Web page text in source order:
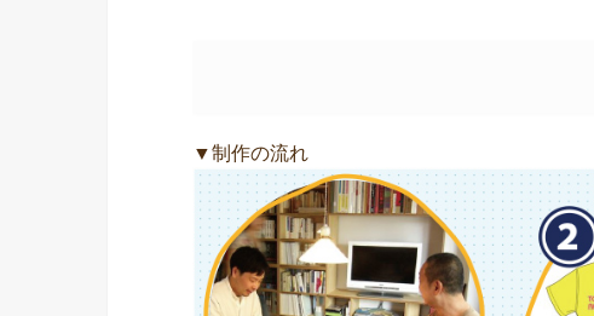
▼制作の流れ